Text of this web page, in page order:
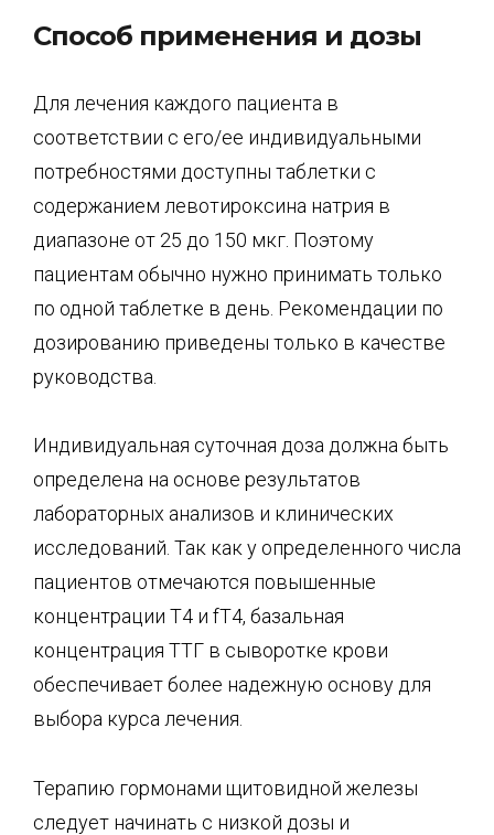
Способ применения и дозы
Для лечения каждого пациента в
соответствии с его/ее индивидуальными
потребностями доступны таблетки с
содержанием левотироксина натрия в
диапазоне от 25 до 150 мкг. Поэтому
пациентам обычно нужно принимать только
по одной таблетке в день. Рекомендации по
дозированию приведены только в качестве
руководства.
Индивидуальная суточная доза должна быть
определена на основе результатов
лабораторных анализов и клинических
исследований. Так как у определенного числа
пациентов отмечаются повышенные
концентрации Т4 и fT4, базальная
концентрация ТТГ в сыворотке крови
обеспечивает более надежную основу для
выбора курса лечения.
Терапию гормонами щитовидной железы
следует начинать с низкой дозы и